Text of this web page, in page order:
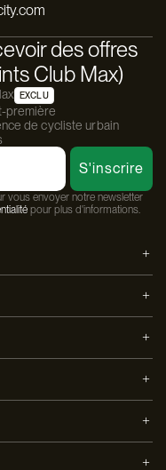
des offres
Club Max)
EXCLU
première
de cycliste urbain
S'inscrire
vous envoyer notre newsletter
pour plus d'informations.